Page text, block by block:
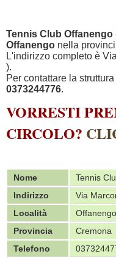
Tennis Club Offanengo
Offanengo nella
L'indirizzo completo è
).
Per contattare la
0373244776.
VORRESTI
CIRCOLO?
Nome
Tennis
Indirizzo
Via
Località
Offanengo
Provincia
Cremona
Telefono